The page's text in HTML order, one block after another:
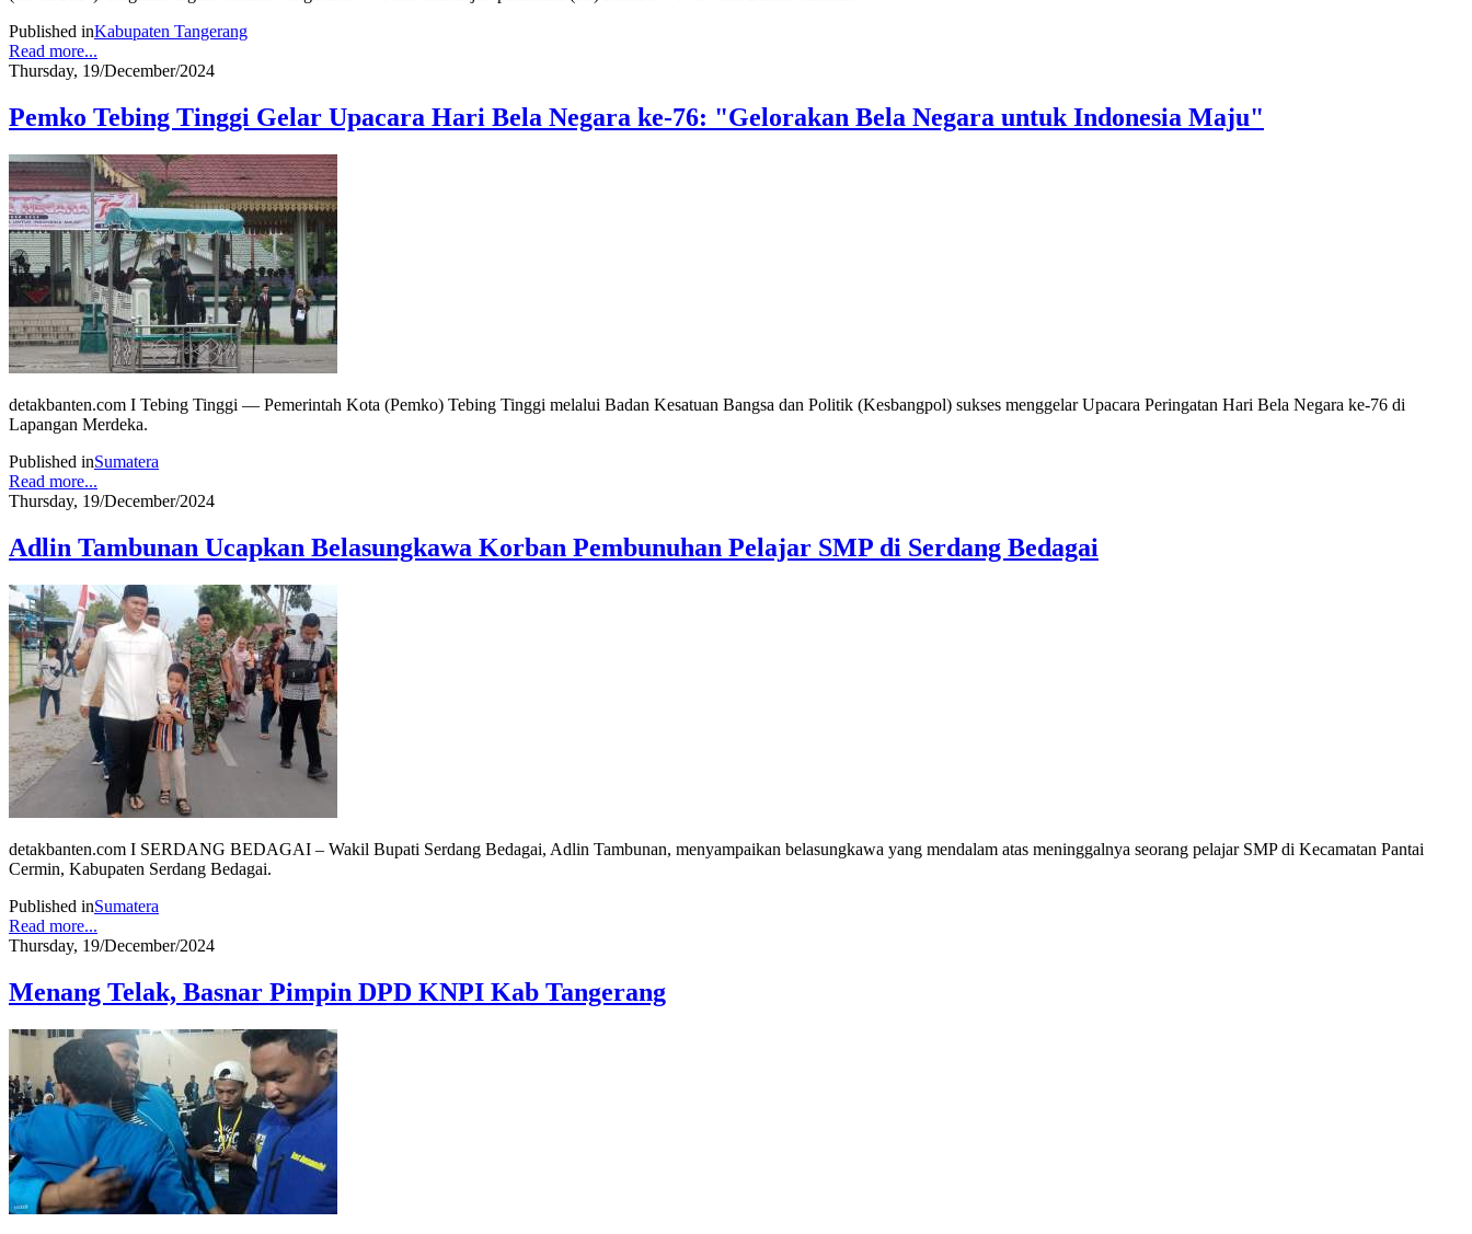
Published inKabupaten Tangerang
Read more...
Thursday, 19/December/2024
Pemko Tebing Tinggi Gelar Upacara Hari Bela Negara ke-76: "Gelorakan Bela Negara untuk Indonesia Maju"
detakbanten.com I Tebing Tinggi — Pemerintah Kota (Pemko) Tebing Tinggi melalui Badan Kesatuan Bangsa dan Politik (Kesbangpol) sukses menggelar Upacara Peringatan Hari Bela Negara ke-76 di
Lapangan Merdeka.
Published inSumatera
Read more...
Thursday, 19/December/2024
Adlin Tambunan Ucapkan Belasungkawa Korban Pembunuhan Pelajar SMP di Serdang Bedagai
detakbanten.com I SERDANG BEDAGAI – Wakil Bupati Serdang Bedagai, Adlin Tambunan, menyampaikan belasungkawa yang mendalam atas meninggalnya seorang pelajar SMP di Kecamatan Pantai
Cermin, Kabupaten Serdang Bedagai.
Published inSumatera
Read more...
Thursday, 19/December/2024
Menang Telak, Basnar Pimpin DPD KNPI Kab Tangerang